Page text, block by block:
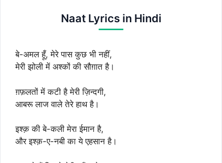
Naat Lyrics in Hindi
बे-अमल हूँ, मेरे पास कुछ भी नहीं,
मेरी झोली में अश्कों की सौग़ात है।
ग़फ़लतों में कटी है मेरी ज़िन्दगी,
आबरू लाज वाले तेरे हाथ है।
इश्क़ की बे-कली मेरा ईमान है,
और इश्क़-ए-नबी का ये एहसान है।